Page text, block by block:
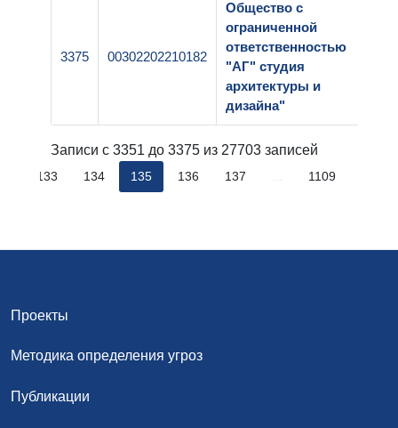
3375 00302202210182
Общество с
ограниченной
ответственностью
"АГ" студия
архитектуры и
дизайна"
Записи с 3351 до 3375 из 27703 записей
133 134 135 136 137 1109
Проекты
Методика определения угроз
Публикации